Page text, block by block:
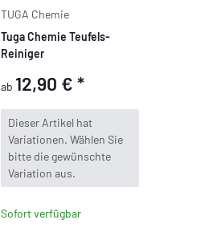
TUGA Chemie
Tuga Chemie Teufels-
Reiniger
ab 12,90 €*
x
Dieser Artikel hat
Variationen. Wählen Sie
bitte die gewünschte
Variation aus.
Sofort verfügbar